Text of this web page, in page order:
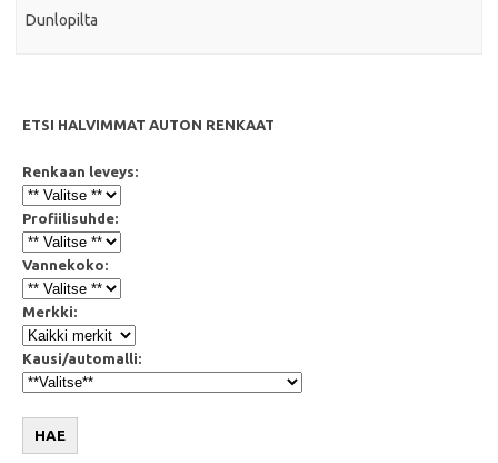
Dunlopilta
ETSI HALVIMMAT AUTON RENKAAT
Renkaan leveys:
Profiilisuhde:
Vannekoko:
Merkki:
Kausi/automalli:
HAE